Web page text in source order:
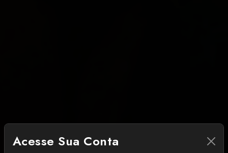
Acesse Sua Conta